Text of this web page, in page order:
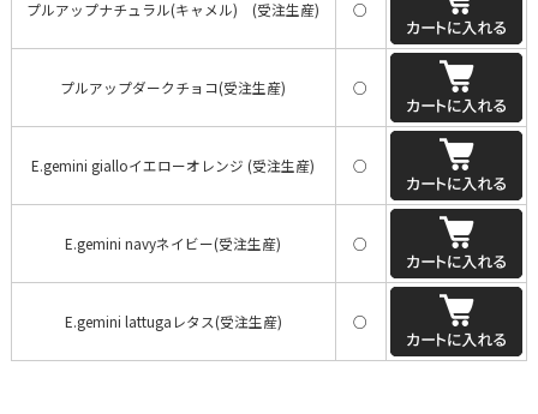
プルアップナチュラル(キャメル) (受注生産) ○
プルアップダークチョコ(受注生産) ○
E.gemini gialloイエローオレンジ (受注生産) ○
E.gemini navyネイビー(受注生産) ○
E.gemini lattugaレタス(受注生産) ○